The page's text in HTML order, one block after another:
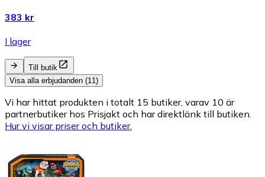
383 kr
I lager
Till butik
Visa alla erbjudanden (11)
Vi har hittat produkten i totalt 15 butiker, varav 10 är
partnerbutiker hos Prisjakt och har direktlänk till butiken.
Hur vi visar priser och butiker.